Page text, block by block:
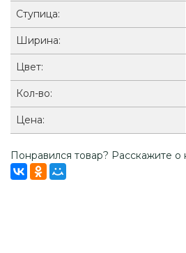
Ступица:
Ширина:
Цвет:
Кол-во:
Цена:
Понравился товар? Расскажите о